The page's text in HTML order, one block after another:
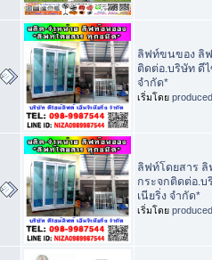
ลิฟท์ขนของ ลิ
ติดต่อ.บริษัท ดี
จำกัด*
เริ่มโดย
ลิฟท์โดยสาร
กระจกติดต่อ.บ
เนียริ่ง จำกัด*
เริ่มโดย